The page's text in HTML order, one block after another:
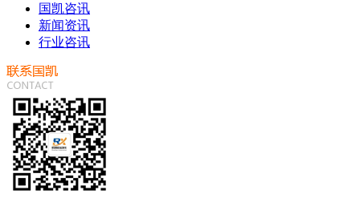
国凯咨讯
新闻资讯
行业咨讯